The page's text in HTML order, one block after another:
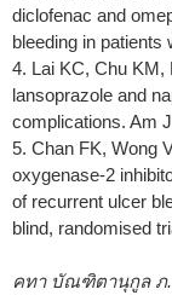
diclofenac and
bleeding in patients
4. Lai KC, Chu KM,
lansoprazole and
complications. Am
5. Chan FK, Wong
oxygenase-2
of recurrent ulcer
blind, randomised
คทา บัณฑิตานุกูล ภ.